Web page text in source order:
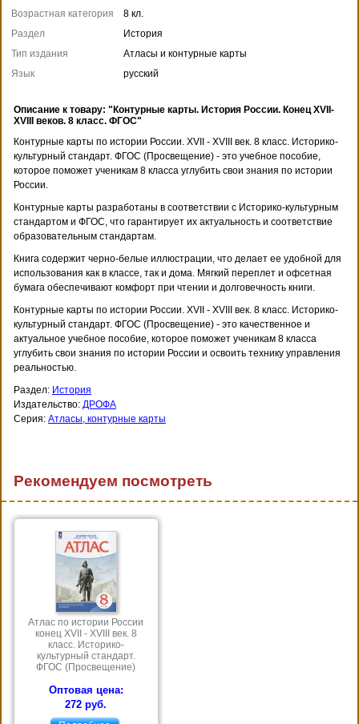
Возрастная категория
8 кл.
Раздел
История
Тип издания
Атласы и контурные карты
Язык
русский
Описание к товару: "Контурные карты. История России. Конец XVII-
XVIII веков. 8 класс. ФГОС"
Контурные карты по истории России. XVII - XVIII век. 8 класс. Историко-
культурный стандарт. ФГОС (Просвещение) - это учебное пособие,
которое поможет ученикам 8 класса углубить свои знания по истории
России.
Контурные карты разработаны в соответствии с Историко-культурным
стандартом и ФГОС, что гарантирует их актуальность и соответствие
образовательным стандартам.
Книга содержит черно-белые иллюстрации, что делает ее удобной для
использования как в классе, так и дома. Мягкий переплет и офсетная
бумага обеспечивают комфорт при чтении и долговечность книги.
Контурные карты по истории России. XVII - XVIII век. 8 класс. Историко-
культурный стандарт. ФГОС (Просвещение) - это качественное и
актуальное учебное пособие, которое поможет ученикам 8 класса
углубить свои знания по истории России и освоить технику управления
реальностью.
Раздел: История
Издательство: ДРОФА
Серия: Атласы, контурные карты
Рекомендуем посмотреть
Атлас по истории России
конец XVII - XVIII век. 8
класс. Историко-
культурный стандарт.
ФГОС (Просвещение)
Оптовая цена:
272 руб.